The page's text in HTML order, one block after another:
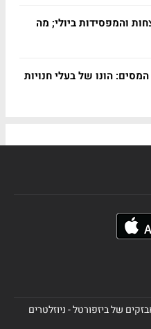
והמפסידות ביולי; מה
הונו של בעלי חנויות
של ביזפורטל - ניוזלטרים